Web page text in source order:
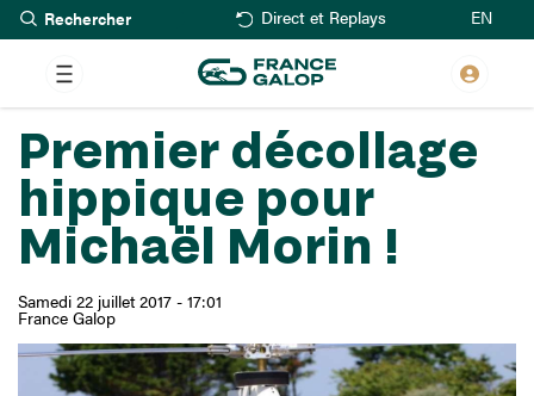
Aller
au
contenu
principal
Rechercher Direct et Replays EN
Premier décollage
hippique pour
Michaël Morin !
Samedi 22 juillet 2017 - 17:01
France Galop